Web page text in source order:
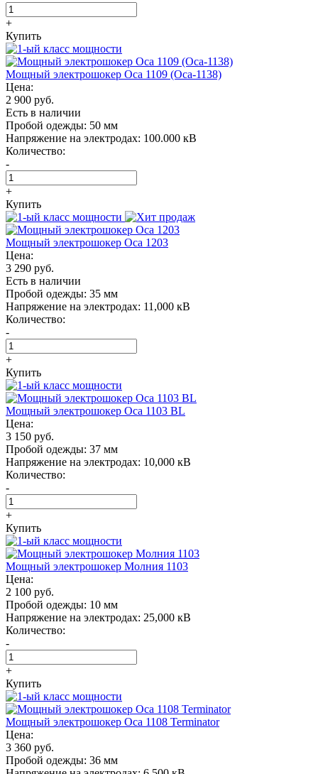
+
Купить
Мощный электрошокер Oса 1109 (Оса-1138)
Цена:
2 900 руб.
Есть в наличии
Пробой одежды: 50 мм
Напряжение на электродах: 100.000 кВ
Количество:
-
+
Купить
Мощный электрошокер Oса 1203
Цена:
3 290 руб.
Есть в наличии
Пробой одежды: 35 мм
Напряжение на электродах: 11,000 кВ
Количество:
-
+
Купить
Мощный электрошокер Oса 1103 BL
Цена:
3 150 руб.
Пробой одежды: 37 мм
Напряжение на электродах: 10,000 кВ
Количество:
-
+
Купить
Мощный электрошокер Молния 1103
Цена:
2 100 руб.
Пробой одежды: 10 мм
Напряжение на электродах: 25,000 кВ
Количество:
-
+
Купить
Мощный электрошокер Oса 1108 Terminator
Цена:
3 360 руб.
Пробой одежды: 36 мм